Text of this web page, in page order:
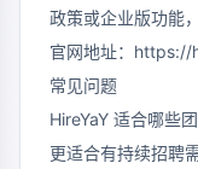
政策或企业版功能
官网地址： https://
常见问题
HireYaY 适合哪些
更适合有持续招聘